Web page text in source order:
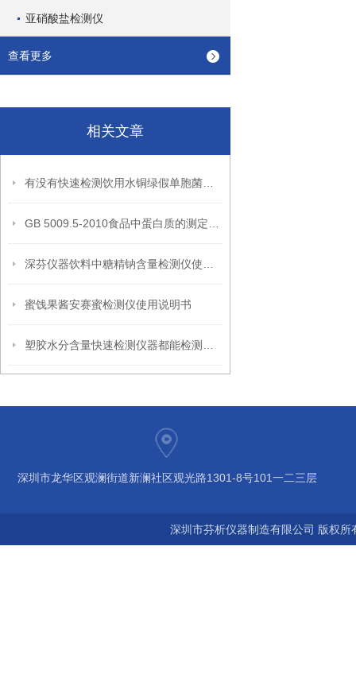
亚硝酸盐检测仪
查看更多
相关文章
蜜饯果酱安赛蜜检测仪使用说明书
深圳市龙华区观澜街道新澜社区观光路1301-8号101一二三层
深圳市芬析仪器制造有限公司 版权